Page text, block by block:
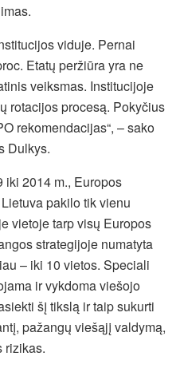
viduje. Pernai
Etatų peržiūra yra ne
veiksmas. Institucijoje
rotacijos procesą. Pokyčius
rekomendacijas“, – sako
Dulkys.
iki 2014 m., Europos
pakilo tik vienu
vietoje tarp visų Europos
strategijoje numatyta
– iki 10 vietos. Speciali
ir vykdoma viešojo
šį tikslą ir taip sukurti
pažangų viešąjį valdymą,
rizikas.